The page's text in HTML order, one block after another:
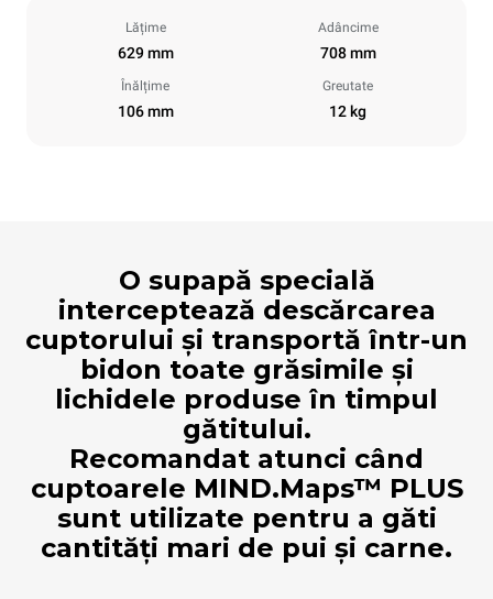
Lățime
629 mm
Adâncime
708 mm
Înălțime
106 mm
Greutate
12 kg
O supapă specială
interceptează descărcarea
cuptorului și transportă într-un
bidon toate grăsimile și
lichidele produse în timpul
gătitului.
Recomandat atunci când
cuptoarele MIND.Maps™ PLUS
sunt utilizate pentru a găti
cantități mari de pui și carne.